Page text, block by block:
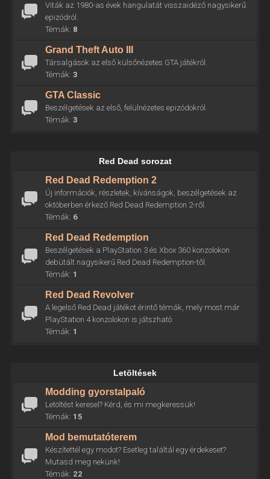
Viták az 1980-as évek hangulatát visszaidéző nagysikerű
epizódról.
Témák: 8
Grand Theft Auto III
Társalgások az első külsőnézetes GTA játékról.
Témák: 3
GTA Classic
Beszélgetések az első, felülnézetes epizódokról.
Témák: 3
Red Dead sorozat
Red Dead Redemption 2
Új információk, részletek, kívánságok, beszélgetések az
októberben érkező Red Dead Redemption 2-ről.
Témák: 6
Red Dead Redemption
Beszélgetések a PlayStation 3 és Xbox 360 konzolokon
debütált nagysikerű Red Dead Redemption-től.
Témák: 1
Red Dead Revolver
A legelső Red Dead játékot érintő témák, mely most már
PlayStation 4 konzolokon is játszható.
Témák: 1
Letöltések
Modding gyorstalpaló
Letöltést keresel? Kérd, és mi megkeressük!
Témák: 15
Mod bemutatóterem
Készítettél egy modot? Esetleg találtál egy érdekeset?
Mutasd meg nekünk!
Témák: 22